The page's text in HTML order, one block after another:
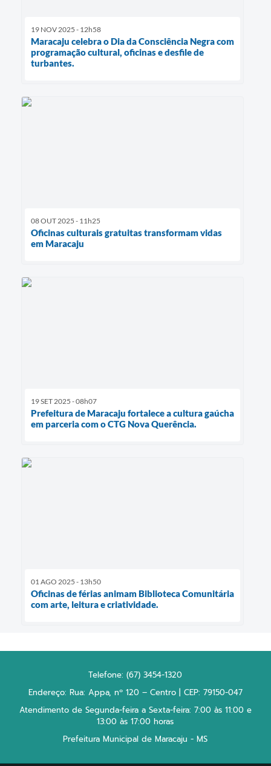
19 NOV 2025 - 12h58
Maracaju celebra o Dia da Consciência Negra com
programação cultural, oficinas e desfile de
turbantes.
08 OUT 2025 - 11h25
Oficinas culturais gratuitas transformam vidas
em Maracaju
19 SET 2025 - 08h07
Prefeitura de Maracaju fortalece a cultura gaúcha
em parceria com o CTG Nova Querência.
01 AGO 2025 - 13h50
Oficinas de férias animam Biblioteca Comunitária
com arte, leitura e criatividade.
Telefone: (67) 3454-1320
Endereço: Rua: Appa, nº 120 – Centro | CEP: 79150-047
Atendimento de Segunda-feira a Sexta-feira: 7:00 às 11:00 e
13:00 às 17:00 horas
Prefeitura Municipal de Maracaju - MS